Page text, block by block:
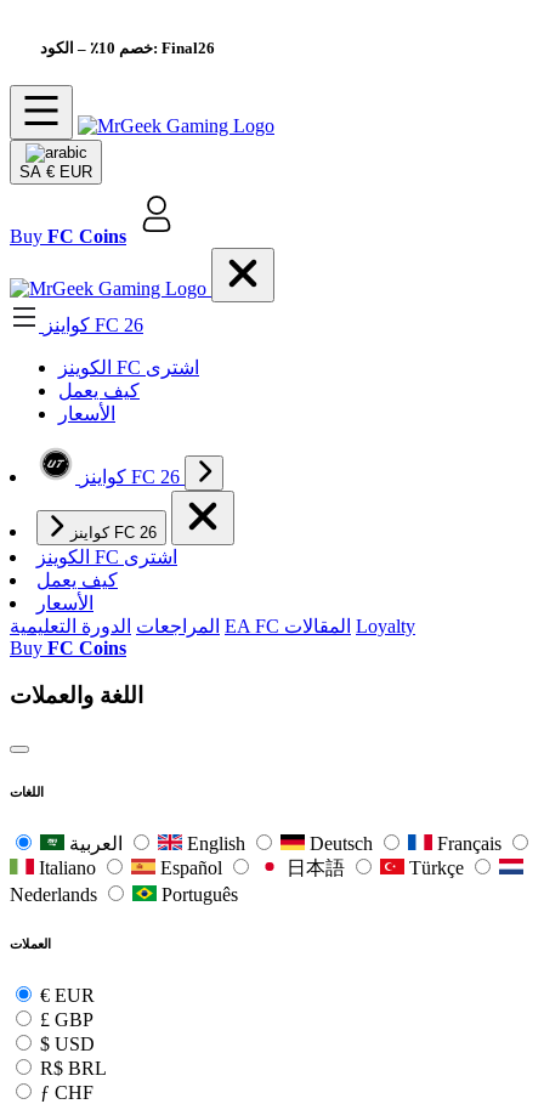
خصم 10٪– الكود: Final26
SA € EUR
Buy FC Coins
كواينز FC 26
الکوینز FC اشتری
كيف يعمل
الأسعار
كواينز FC 26
كواينز FC 26
الکوینز FC اشتری
كيف يعمل
الأسعار
المراجعات الدورة التعليمية EA FC المقالات Loyalty
Buy FC Coins
اللغة والعملات
اللغات
English Deutsch
Français
Italiano
Español 日本語
Türkçe
Nederlands
Português
العملات
€ EUR
£ GBP
$ USD
R$ BRL
ƒ CHF